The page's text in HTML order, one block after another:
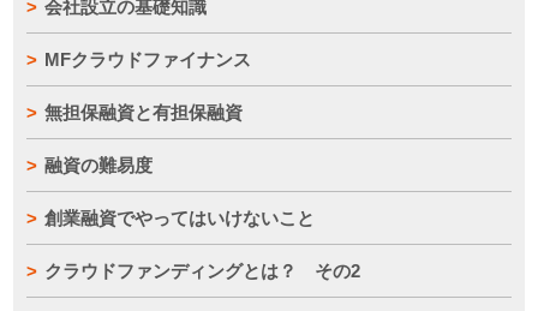
会社設立の基礎知識
MFクラウドファイナンス
無担保融資と有担保融資
融資の難易度
創業融資でやってはいけないこと
クラウドファンディングとは？ その2